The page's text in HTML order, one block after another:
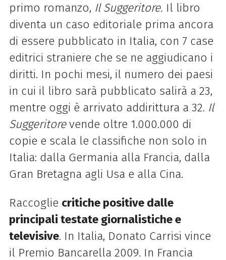
primo romanzo, Il Suggeritore. Il libro
diventa un caso editoriale prima ancora
di essere pubblicato in Italia, con 7 case
editrici straniere che se ne aggiudicano i
diritti. In pochi mesi, il numero dei paesi
in cui il libro sarà pubblicato salirà a 23,
mentre oggi è arrivato addirittura a 32. Il
Suggeritorevende oltre 1.000.000 di
copie e scala le classifiche non solo in
Italia: dalla Germania alla Francia, dalla
Gran Bretagna agli Usa e alla Cina.
Raccoglie critiche positive dalle
principali testate giornalistiche e
televisive. In Italia, Donato Carrisi vince
il Premio Bancarella 2009. In Francia